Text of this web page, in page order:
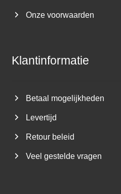
Onze voorwaarden
Klantinformatie
Betaal mogelijkheden
Levertijd
Retour beleid
Veel gestelde vragen